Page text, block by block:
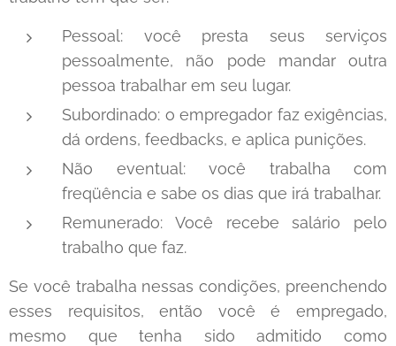
Pessoal: você presta seus serviços
pessoalmente, não pode mandar outra
pessoa trabalhar em seu lugar.
Subordinado: o empregador faz exigências,
dá ordens, feedbacks, e aplica punições.
Não eventual: você trabalha com
freqüência e sabe os dias que irá trabalhar.
Remunerado: Você recebe salário pelo
trabalho que faz.
Se você trabalha nessas condições, preenchendo
esses requisitos, então você é empregado,
mesmo que tenha sido admitido como